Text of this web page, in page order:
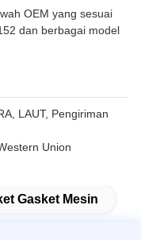
OEM yang sesuai
dan berbagai model
LAUT, Pengiriman
Union
Gasket Mesin